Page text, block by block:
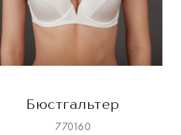
Бюстгальтер
770160